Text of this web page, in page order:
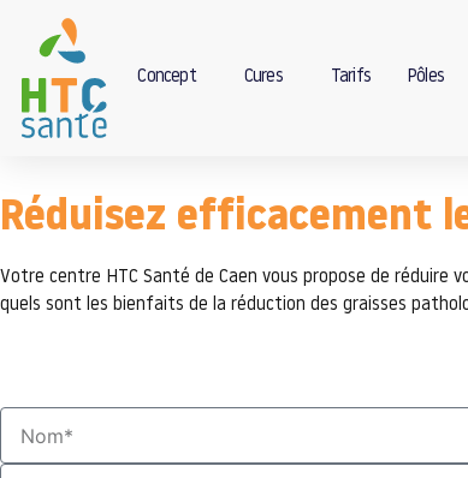
Concept Cures Tarifs Pôles
Réduisez efficacement
Votre centre HTC Santé de Caen vous propose de
quels sont les bienfaits de la réduction des graisses